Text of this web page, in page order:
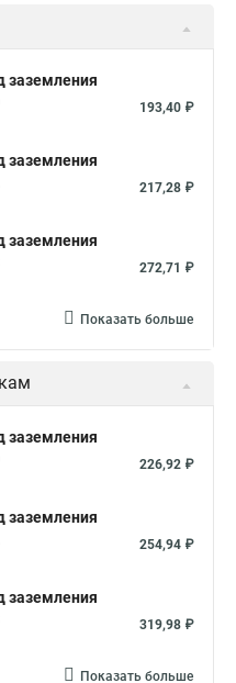
заземления
193,40 ₽
заземления
217,28 ₽
заземления
272,71 ₽
Показать больше
заземления
226,92 ₽
заземления
254,94 ₽
заземления
319,98 ₽
Показать больше